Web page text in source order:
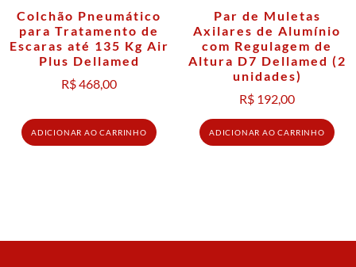
Colchão Pneumático
para Tratamento de
Escaras até 135 Kg Air
Plus Dellamed
R$468,00
ADICIONAR AO CARRINHO
Par de Muletas
Axilares de Alumínio
com Regulagem de
Altura D7 Dellamed (2
unidades)
R$ 192,00
ADICIONAR AO CARRINHO